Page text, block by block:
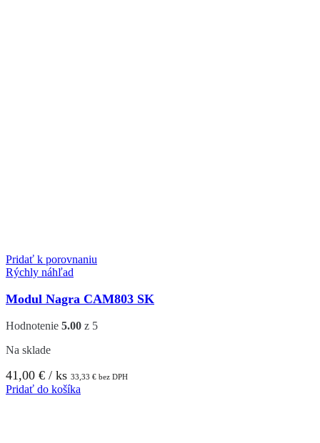
Pridať k porovnaniu
Rýchly náhľad
Modul Nagra CAM803 SK
Hodnotenie 5.00 z 5
Na sklade
41,00 € / ks 33,33 € bez DPH
Pridať do košíka